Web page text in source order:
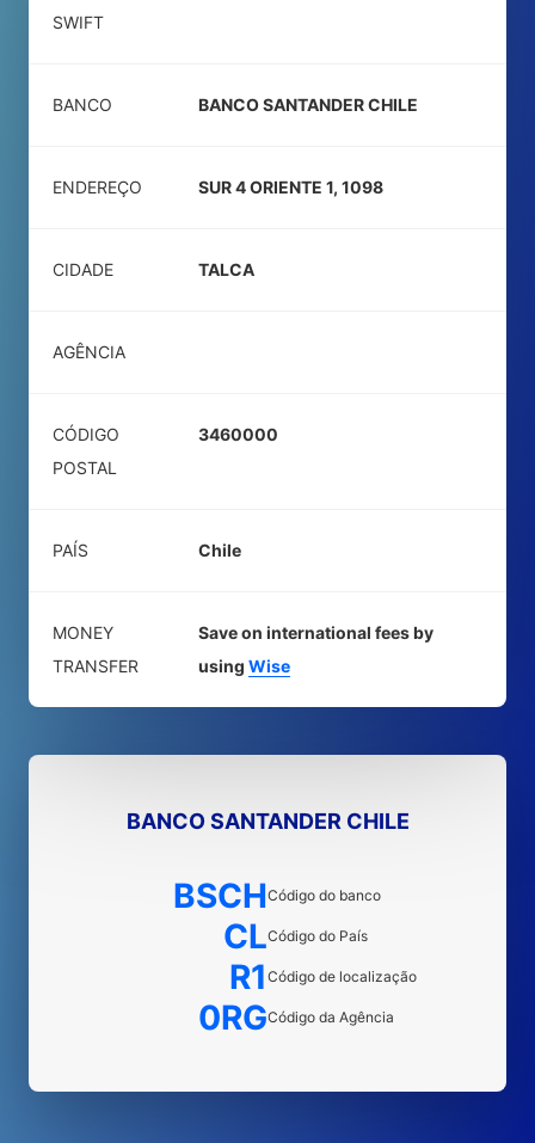
SWIFT
BANCO BANCO SANTANDER CHILE
ENDEREÇO SUR 4 ORIENTE 1, 1098
CIDADE TALCA
AGÊNCIA
CÓDIGO
POSTAL
3460000
PAÍS Chile
MONEY
TRANSFER
Save on international fees by
using Wise
BANCO SANTANDER CHILE
BSCHCódigo do banco
CLCódigo do País
R1 Código de localização
0RGCódigo da Agência